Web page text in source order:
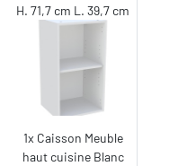
H. 71,7 cm L. 39,7 cm
1x Caisson Meuble
haut cuisine Blanc